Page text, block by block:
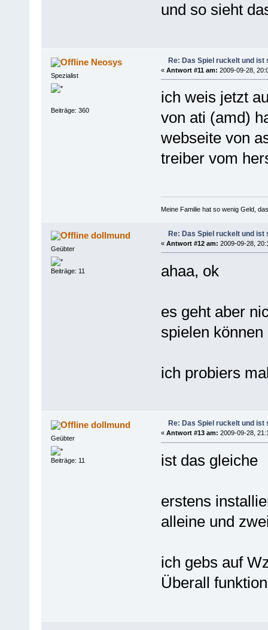
und so sieht
Neosys
Spezialist
Beiträge: 360
Re: Das Spiel ruckelt und ist
« Antwort #11 am: 2009-09-28,
ich weis jetzt
von ati (amd)
webseite von
treiber vom
Meine Familie hat so wenig Geld,
dollmund
Geübter
Beiträge: 11
Re: Das Spiel ruckelt und ist
« Antwort #12 am: 2009-09-28,
ahaa, ok
es geht aber
spielen können
ich probiers
dollmund
Geübter
Beiträge: 11
Re: Das Spiel ruckelt und ist
« Antwort #13 am: 2009-09-28,
ist das gleiche
erstens
alleine und
ich gebs auf
Überall